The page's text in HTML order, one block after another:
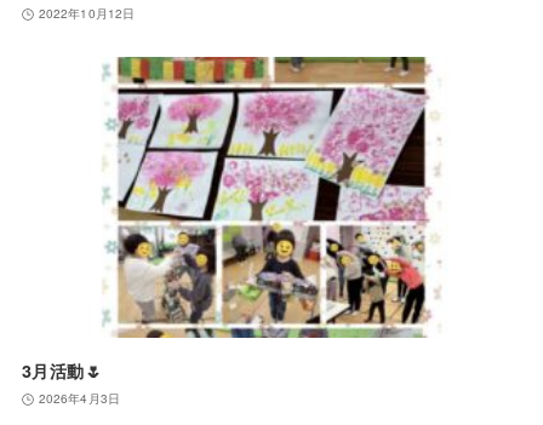
2022年10月12日
3月活動🌷
2026年4月3日